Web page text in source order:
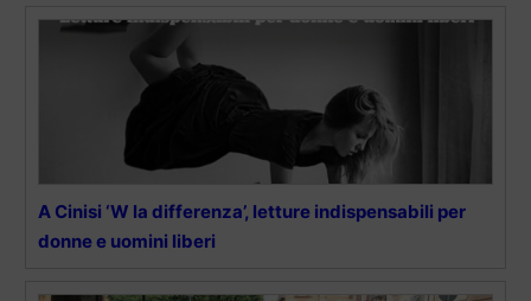
A Cinisi ‘W la differenza’, letture indispensabili per
donne e uomini liberi